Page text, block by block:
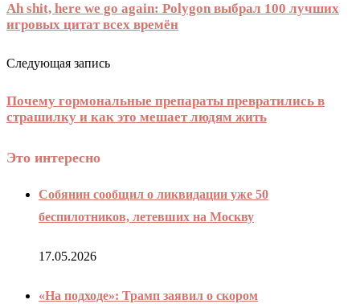
Ah shit, here we go again: Polygon выбрал 100 лучших
игровых цитат всех времён
Следующая запись
Почему гормональные препараты превратились в
страшилку и как это мешает людям жить
Это интересно
Собянин сообщил о ликвидации уже 50
беспилотников, летевших на Москву
17.05.2026
«На подходе»: Трамп заявил о скором